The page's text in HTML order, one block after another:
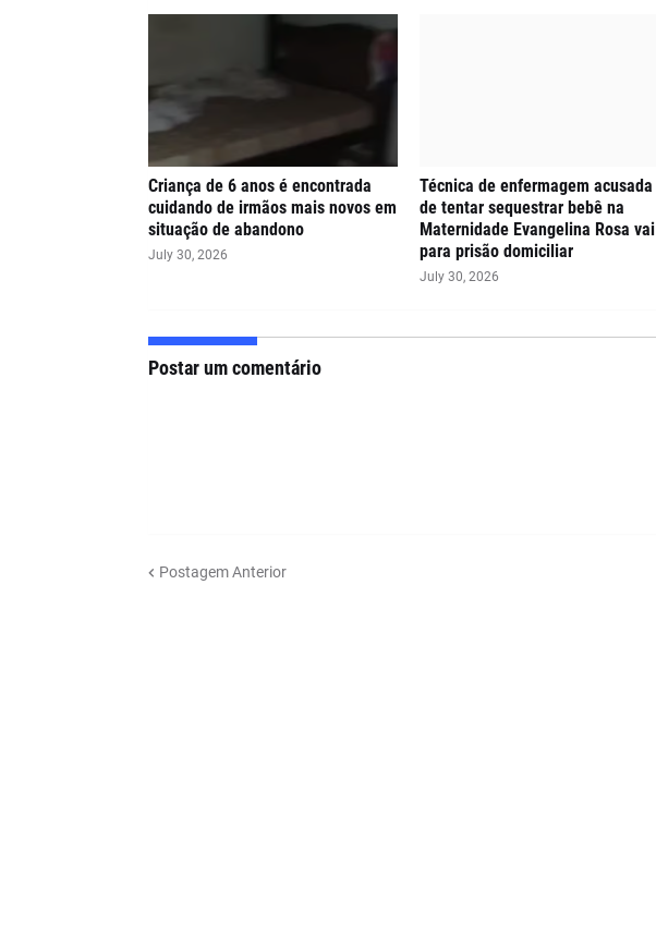
Criança de 6 anos é encontrada
cuidando de irmãos mais novos em
situação de abandono
July 30, 2026
Técnica de enfermagem acusada
de tentar sequestrar bebê na
Maternidade Evangelina Rosa vai
para prisão domiciliar
July 30, 2026
Postar um comentário
Postagem Anterior